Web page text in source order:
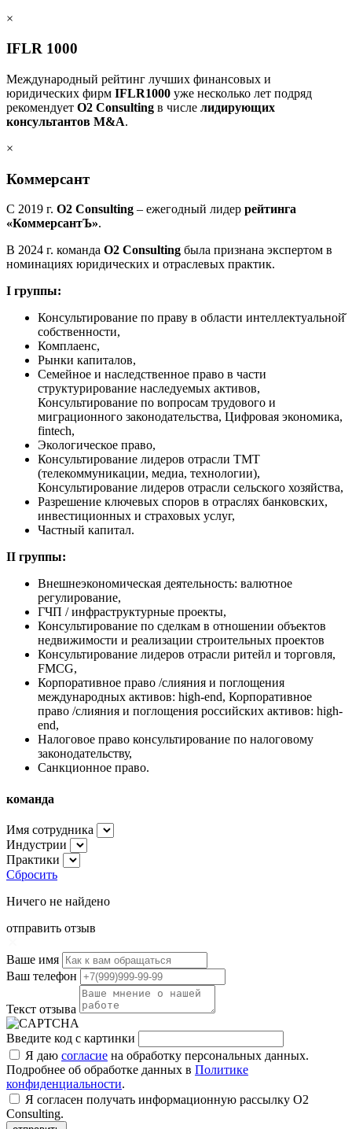
×
IFLR 1000
Международный рейтинг лучших финансовых и
юридических фирм IFLR1000 уже несколько лет подряд
рекомендует O2 Consulting в числе лидирующих
консультантов M&A.
×
Коммерсант
С 2019 г. О2 Consulting – ежегодный лидер рейтинга
«КоммерсантЪ».
В 2024 г. команда О2 Consulting была признана экспертом в
номинациях юридических и отраслевых практик.
I группы:
Консультирование по праву в области интеллектуальной̆
собственности,
Комплаенс,
Рынки капиталов,
Семейное и наследственное право в части
структурирование наследуемых активов,
Консультирование по вопросам трудового и
миграционного законодательства, Цифровая экономика,
fintech,
Экологическое право,
Консультирование лидеров отрасли ТМТ
(телекоммуникации, медиа, технологии),
Консультирование лидеров отрасли сельского хозяйства,
Разрешение ключевых споров в отраслях банковских,
инвестиционных и страховых услуг,
Частный капитал.
II группы:
Внешнеэкономическая деятельность: валютное
регулирование,
ГЧП / инфраструктурные проекты,
Консультирование по сделкам в отношении объектов
недвижимости и реализации строительных проектов
Консультирование лидеров отрасли ритейл и торговля,
FMCG,
Корпоративное право /слияния и поглощения
международных активов: high-end, Корпоративное
право /слияния и поглощения российских активов: high-
end,
Налоговое право консультирование по налоговому
законодательству,
Санкционное право.
команда
Имя сотрудника
Индустрии
Практики
Сбросить
Ничего не найдено
отправить отзыв
Ваше имя
Ваш телефон
Текст отзыва
Введите код с картинки
Я даю согласие на обработку персональных данных.
Подробнее об обработке данных в Политике
конфиденциальности.
Я согласен получать информационную рассылку О2
Consulting.